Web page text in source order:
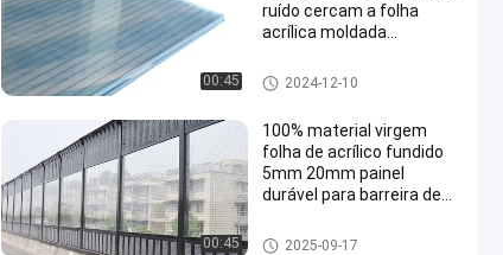
00:45
ruído cercam a folha
acrílica moldada
Cerca da barreira sadia
2024-12-10
00:45
100% material virgem
folha de acrílico fundido
5mm 20mm painel
durável para barreira de
Cerca da barreira sadia
2025-09-17